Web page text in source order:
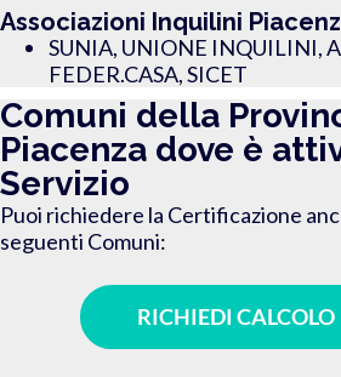
Associazioni Inquilini
SUNIA, UNIONE INQUILINI,
FEDER.CASA, SICET
Comuni della
Piacenza dove è
Servizio
Puoi richiedere la Certificazione
seguenti Comuni:
RICHIEDI CALCOLO